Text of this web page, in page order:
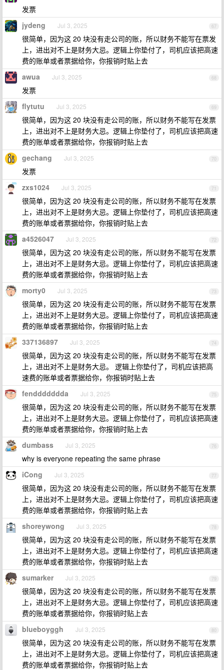
发票
67
jydeng Jul 3, 2025
很简单，因为这 20 块没有走公司的账，所以财务不能写在票发
上，进出对不上是财务大忌。逻辑上你垫付了，司机应该把高速
费的账单或者票据给你，你报销时贴上去
68
awua Jul 3, 2025
发票
69
flytutu Jul 3, 2025
很简单，因为这 20 块没有走公司的账，所以财务不能写在发票
上，进出对不上是财务大忌。逻辑上你垫付了，司机应该把高速
费的账单或者票据给你，你报销时贴上去
70
gechang Jul 3, 2025
发票
71
zxs1024 Jul 3, 2025
很简单，因为这 20 块没有走公司的账，所以财务不能写在发票
上，进出对不上是财务大忌。逻辑上你垫付了，司机应该把高速
费的账单或者票据给你，你报销时贴上去
72
a4526047 Jul 3, 2025
很简单，因为这 20 块没有走公司的账，所以财务不能写在发票
上，进出对不上是财务大忌。逻辑上你垫付了，司机应该把高速
费的账单或者票据给你，你报销时贴上去
73
morty0 Jul 3, 2025
很简单，因为这 20 块没有走公司的账，所以财务不能写在发票
上，进出对不上是财务大忌。逻辑上你垫付了，司机应该把高速
费的账单或者票据给你，你报销时贴上去
74
337136897 Jul 3, 2025
很简单，因为这 20 块没有走公司的账，所以财务不能写在发票
上，进出对不上是财务大忌。 逻辑上你垫付了，司机应该把高
速费的账单或者票据给你，你报销时贴上去
75
fenddddddda Jul 3, 2025
很简单，因为这 20 块没有走公司的账，所以财务不能写在发票
上，进出对不上是财务大忌。逻辑上你垫付了，司机应该把高速
费的账单或者票据给你，你报销时贴上去
76
dumbass Jul 3, 2025
why is everyone repeating the same phrase
77
iCong Jul 3, 2025
很简单，因为这 20 块没有走公司的账，所以财务不能写在发票
上，进出对不上是财务大忌。逻辑上你垫付了，司机应该把高速
费的账单或者票据给你，你报销时贴上去
78
shoreywong Jul 3, 2025
很简单，因为这 20 块没有走公司的账，所以财务不能写在发票
上，进出对不上是财务大忌。逻辑上你垫付了，司机应该把高速
费的账单或者票据给你，你报销时贴上去
79
sumarker Jul 3, 2025
很简单，因为这 20 块没有走公司的账，所以财务不能写在发票
上，进出对不上是财务大忌。逻辑上你垫付了，司机应该把高速
费的账单或者票据给你，你报销时贴上去
80
blueboyggh Jul 3, 2025
很简单，因为这 20 块没有走公司的账，所以财务不能写在发票
上，进出对不上是财务大忌。逻辑上你垫付了，司机应该把高速
费的账单或者票据给你，你报销时贴上去